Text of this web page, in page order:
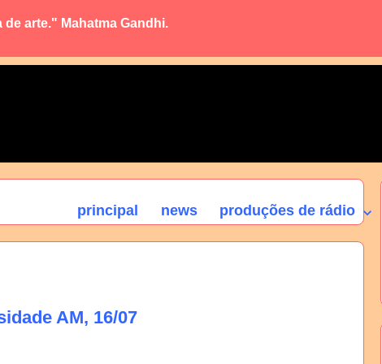
arte." Mahatma Gandhi.
principal news produções de rádio
AM, 16/07